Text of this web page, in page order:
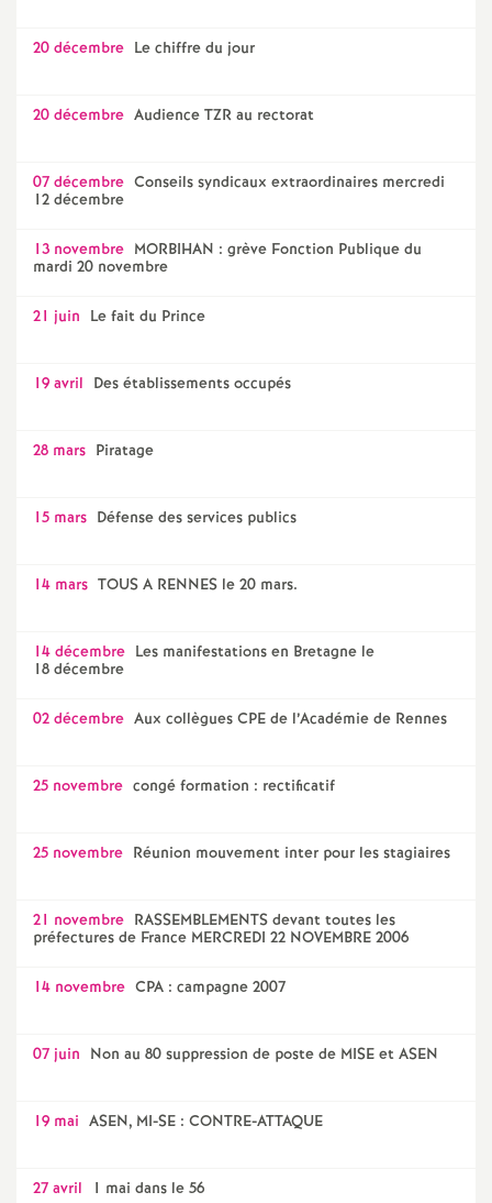
20 décembre Le chiffre du jour
20 décembre Audience TZR au rectorat
07 décembre Conseils syndicaux extraordinaires mercredi
12 décembre
13 novembre MORBIHAN : grève Fonction Publique du
mardi 20 novembre
21 juin Le fait du Prince
19 avril Des établissements occupés
28 mars Piratage
15 mars Défense des services publics
14 mars TOUS A RENNES le 20 mars.
14 décembre Les manifestations en Bretagne le
18 décembre
02 décembre Aux collègues CPE de l’Académie de Rennes
25 novembre congé formation : rectificatif
25 novembre Réunion mouvement inter pour les stagiaires
21 novembre RASSEMBLEMENTS devant toutes les
préfectures de France MERCREDI 22 NOVEMBRE 2006
14 novembre CPA : campagne 2007
07 juin Non au 80 suppression de poste de MISE et ASEN
19 mai ASEN, MI-SE : CONTRE-ATTAQUE
27 avril 1 mai dans le 56